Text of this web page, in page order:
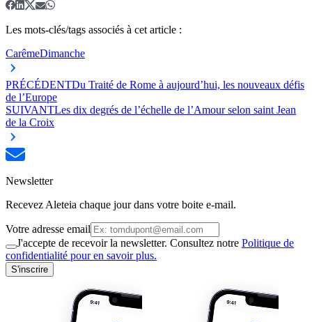
Les mots-clés/tags associés à cet article :
CarêmeDimanche
PRÉCÉDENTDu Traité de Rome à aujourd’hui, les nouveaux défis
de l’Europe
SUIVANTLes dix degrés de l’échelle de l’Amour selon saint Jean
de la Croix
Newsletter
Recevez Aleteia chaque jour dans votre boite e-mail.
Votre adresse email
J'accepte de recevoir la newsletter. Consultez notre Politique de
confidentialité pour en savoir plus.
S'inscrire